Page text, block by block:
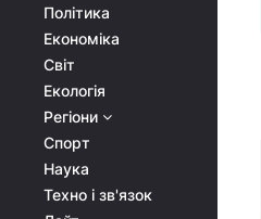
Політика
Економіка
Світ
Екологія
Регіони
Спорт
Наука
Техно і зв'язок